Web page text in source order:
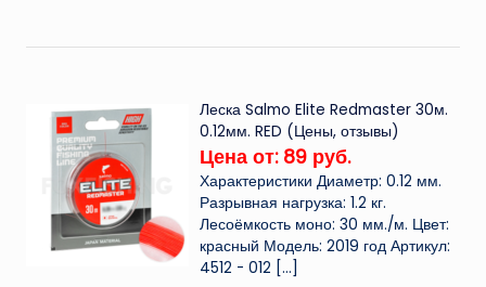
Леска Salmo Elite Redmaster 30м.
0.12мм. RED (Цены, отзывы)
Цена от: 89 руб.
Характеристики Диаметр: 0.12 мм.
Разрывная нагрузка: 1.2 кг.
Лесоёмкость моно: 30 мм./м. Цвет:
красный Модель: 2019 год Артикул:
4512 - 012 […]